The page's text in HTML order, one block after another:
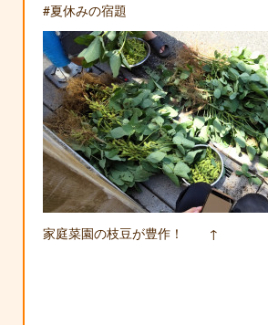
#夏休みの宿題
家庭菜園の枝豆が豊作！ ↑